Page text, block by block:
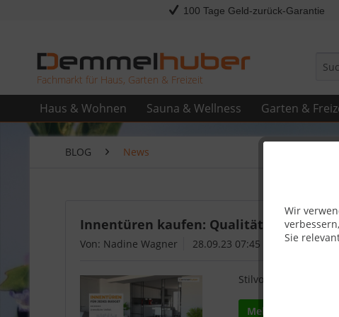
100 Tage Geld-zurück-Garantie
Fachmarkt für Haus, Garten & Freizeit
Haus & Wohnen Sauna & Wellness Garten &
Wir
Sie
BLOG News
Innentüren kaufen: Qualität und
Von: Nadine Wagner 28.09.23 07:45
Stilvolle Innentüren
Mehr lesen